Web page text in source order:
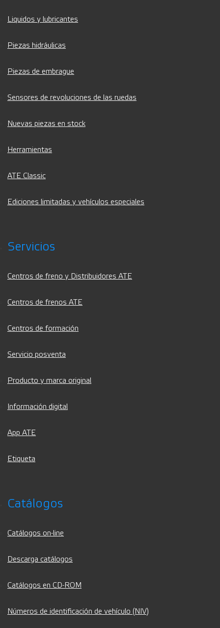
Liquidos y lubricantes
Piezas hidráulicas
Piezas de embrague
Sensores de revoluciones de las ruedas
Nuevas piezas en stock
Herramientas
ATE Classic
Ediciones limitadas y vehículos especiales
Servicios
Centros de freno y Distribuidores ATE
Centros de frenos ATE
Centros de formación
Servicio posventa
Producto y marca original
Información digital
App ATE
Etiqueta
Catálogos
Catálogos on-line
Descarga catálogos
Catálogos en CD-ROM
Números de identificación de vehículo (NIV)